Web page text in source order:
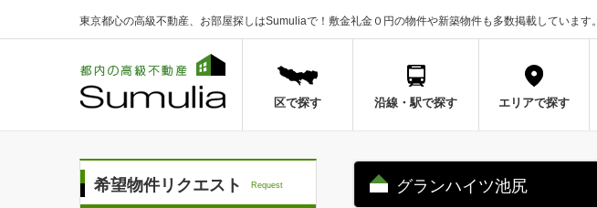
東京都心の高級不動産、お部屋探しはSumuliaで！ 敷金礼金０円の物件や新築物件も多数掲載しています。
区で探す 沿線・駅で探す エリアで探す
グランハイツ池尻
希望物件リクエスト Request